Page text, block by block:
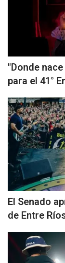
"Donde
para el 41°
El Senado
de Entre